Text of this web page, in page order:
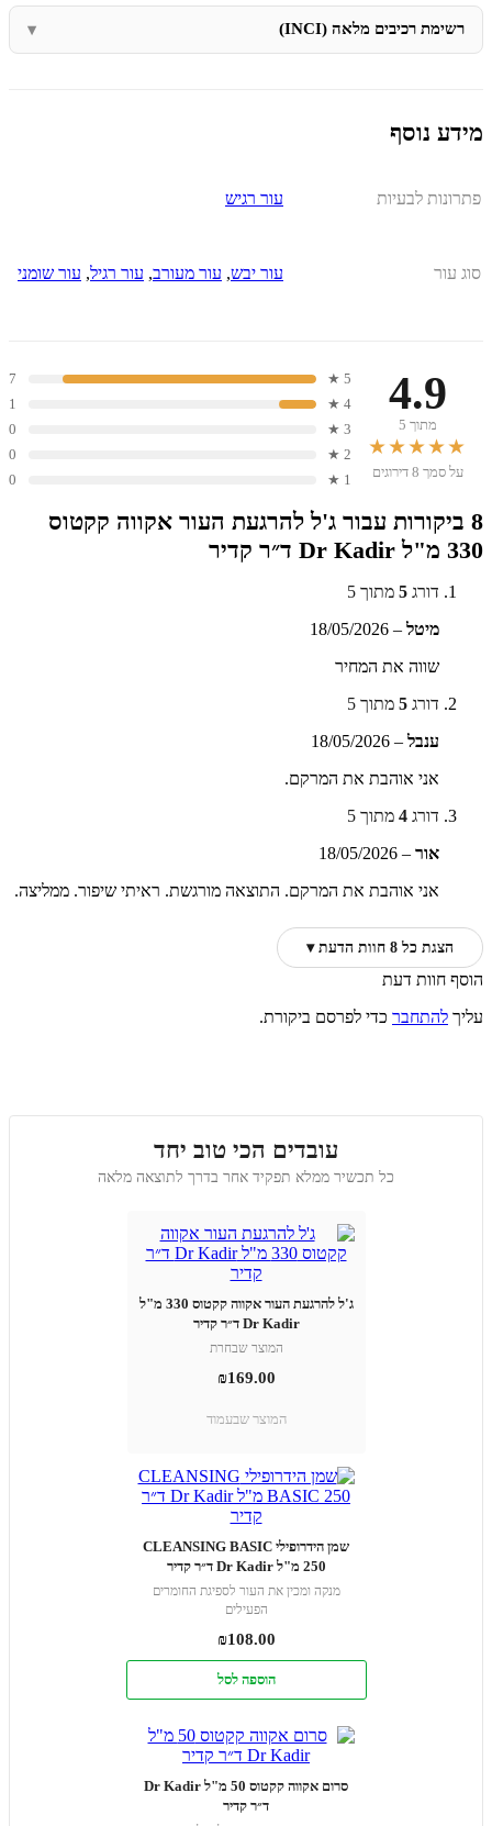
רשימת רכיבים מלאה (INCI)
מידע נוסף
פתרונות לבעיות עור רגיש
סוג עור עור יבש, עור מעורב, עור רגיל, עור שומני
4.9
מתוך 5
★★★★★
על סמך 8 דירוגים
5 ★
7
4 ★
1
3 ★
0
2 ★
0
1 ★
0
8 ביקורות עבור
ג'ל להרגעת העור אקווה קקטוס
330 מ"ל Dr Kadir ד״ר קדיר
דורג 5 מתוך 5
מיטל –
18/05/2026
שווה את המחיר
דורג 5 מתוך 5
ענבל –
18/05/2026
אני אוהבת את המרקם.
דורג 4 מתוך 5
אור –
18/05/2026
אני אוהבת את המרקם. התוצאה מורגשת. ראיתי שיפור. ממליצה.
הצגת כל 8 חוות הדעת ▾
הוסף חוות דעת
עליך להתחבר כדי לפרסם ביקורת.
עובדים הכי טוב יחד
כל תכשיר ממלא תפקיד אחר בדרך לתוצאה מלאה
ג'ל להרגעת העור אקווה קקטוס 330 מ"ל
Dr Kadir ד״ר קדיר
המוצר שבחרת
₪169.00
המוצר שבעמוד
שמן הידרופילי CLEANSING BASIC
250 מ"ל Dr Kadir ד״ר קדיר
מנקה ומכין את העור לספיגת החומרים
הפעילים
₪108.00
הוספה לסל
סרום אקווה קקטוס 50 מ"ל Dr Kadir
ד״ר קדיר